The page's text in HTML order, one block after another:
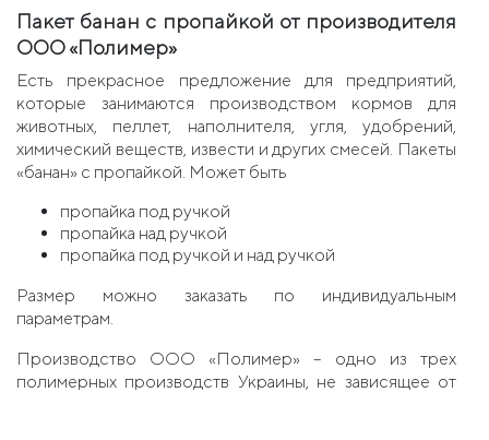
Пакет банан с пропайкой от производителя
ООО «Полимер»
Есть прекрасное предложение для предприятий,
которые занимаются производством кормов для
животных, пеллет, наполнителя, угля, удобрений,
химический веществ, извести и других смесей. Пакеты
«банан» с пропайкой. Может быть
пропайка под ручкой
пропайка над ручкой
пропайка под ручкой и над ручкой
Размер можно заказать по индивидуальным
параметрам.
Производство ООО «Полимер» – одно из трех
полимерных производств Украины, не зависящее от